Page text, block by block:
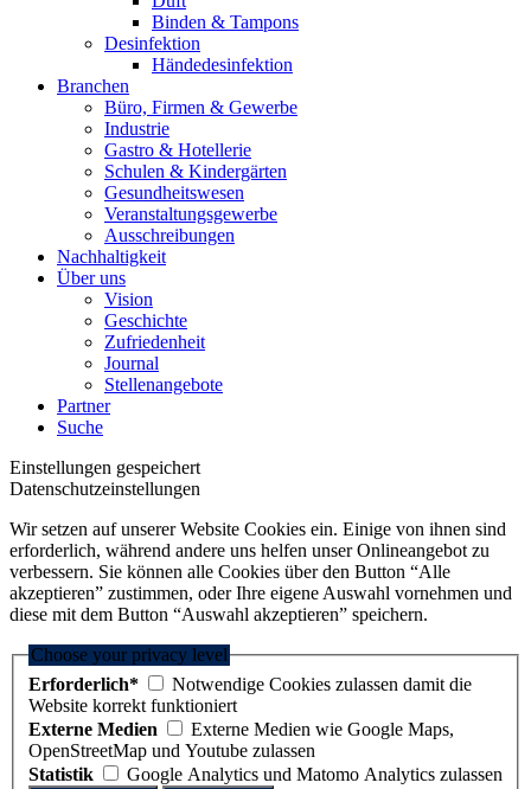
Binden & Tampons
Desinfektion
Händedesinfektion
Branchen
Büro, Firmen & Gewerbe
Industrie
Gastro & Hotellerie
Schulen & Kindergärten
Gesundheitswesen
Veranstaltungsgewerbe
Ausschreibungen
Nachhaltigkeit
Über uns
Vision
Geschichte
Zufriedenheit
Journal
Stellenangebote
Partner
Suche
Einstellungen gespeichert
Datenschutzeinstellungen
Wir setzen auf unserer Website Cookies ein. Einige von ihnen sind
erforderlich, während andere uns helfen unser Onlineangebot zu
verbessern. Sie können alle Cookies über den Button “Alle
akzeptieren” zustimmen, oder Ihre eigene Auswahl vornehmen und
diese mit dem Button “Auswahl akzeptieren” speichern.
Choose your privacy level
Erforderlich*
Notwendige Cookies zulassen damit die
Website korrekt funktioniert
Externe Medien
Externe Medien wie Google Maps,
OpenStreetMap und Youtube zulassen
Statistik
Google Analytics und Matomo Analytics zulassen